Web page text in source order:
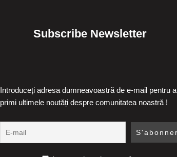
Subscribe Newsletter
Introduceți adresa dumneavoastră de e-mail pentru a
primi ultimele noutăți despre comunitatea noastră !